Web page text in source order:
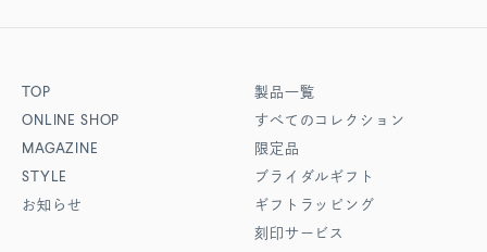
TOP
ONLINE SHOP
MAGAZINE
STYLE
お知らせ
製品一覧
すべてのコレクション
限定品
ブライダルギフト
ギフトラッピング
刻印サービス